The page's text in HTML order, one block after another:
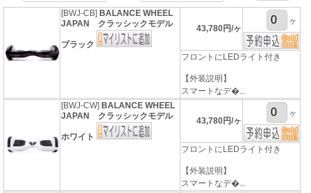
[BWJ-CB] BALANCE WHEEL
JAPAN クラッシックモデル
ブラック
43,780円/ヶ
ヶ
フロントにLEDライト付き
【外装説明】
スマートなデ�...
[BWJ-CW] BALANCE WHEEL
JAPAN クラッシックモデル
ホワイト
43,780円/ヶ
ヶ
フロントにLEDライト付き
【外装説明】
スマートなデ�...